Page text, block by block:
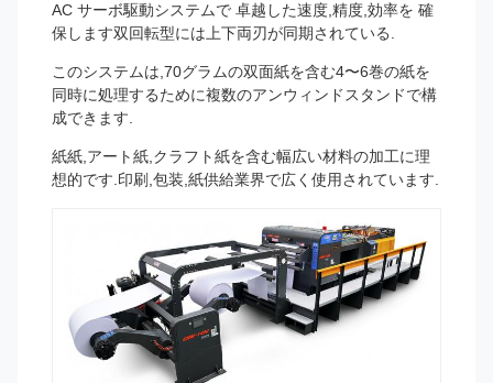
AC サーボ駆動システムで 卓越した速度,精度,効率を 確
保します双回転型には上下両刃が同期されている.
このシステムは,70グラムの双面紙を含む4〜6巻の紙を
同時に処理するために複数のアンウィンドスタンドで構
成できます.
紙紙,アート紙,クラフト紙を含む幅広い材料の加工に理
想的です.印刷,包装,紙供給業界で広く使用されています.